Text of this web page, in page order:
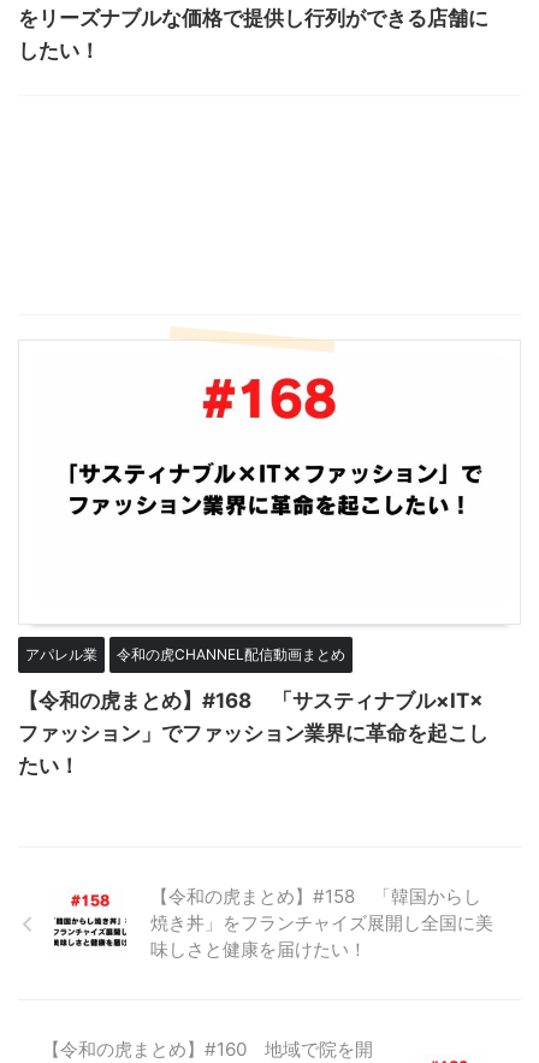
をリーズナブルな価格で提供し行列ができる店舗に
したい！
アパレル業 令和の虎CHANNEL配信動画まとめ
【令和の虎まとめ】#168 「サスティナブル×IT×
ファッション」でファッション業界に革命を起こし
たい！
【令和の虎まとめ】#158 「韓国からし
焼き丼」をフランチャイズ展開し全国に美
味しさと健康を届けたい！
【令和の虎まとめ】#160 地域で院を開